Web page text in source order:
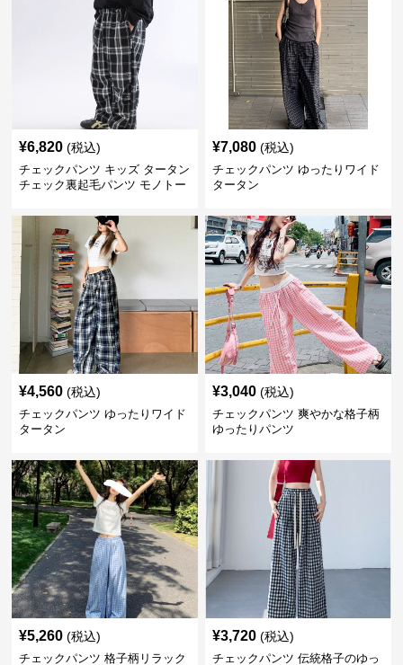
¥6,820 (税込)
チェックパンツ キッズ タータン
チェック裏起毛パンツ モノトー
¥7,080 (税込)
チェックパンツ ゆったりワイド
タータン
¥4,560 (税込)
チェックパンツ ゆったりワイド
タータン
¥3,040 (税込)
チェックパンツ 爽やかな格子柄
ゆったりパンツ
¥5,260 (税込)
チェックパンツ 格子柄リラック
¥3,720 (税込)
チェックパンツ 伝統格子のゆっ